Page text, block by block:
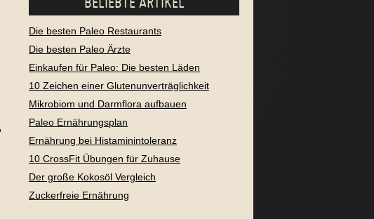
Die besten Paleo Restaurants
Die besten Paleo Ärzte
Einkaufen für Paleo: Die besten Läden
10 Zeichen einer Glutenunverträglichkeit
Mikrobiom und Darmflora aufbauen
Paleo Ernährungsplan
Ernährung bei Histaminintoleranz
10 CrossFit Übungen für Zuhause
Der große Kokosöl Vergleich
Zuckerfreie Ernährung